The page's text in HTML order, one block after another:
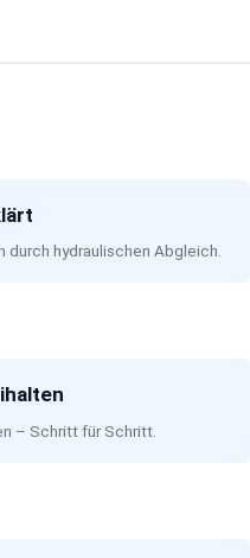
durch hydraulischen Abgleich.
– Schritt für Schritt.